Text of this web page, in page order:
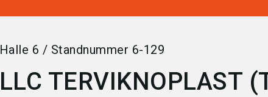
Halle 6 / Standnummer 6-129
LLC TERVIKNOPLAST